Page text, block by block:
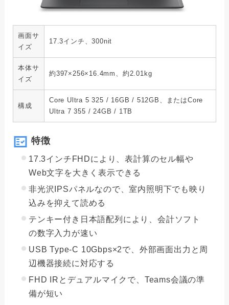
画面サ
イズ
17.3インチ、300nit
本体サ
イズ
約397×256×16.4mm、約2.01kg
構成
Core Ultra 5 325 / 16GB / 512GB、またはCore
Ultra 7 355 / 24GB / 1TB
特徴
17.3インチFHDにより、表計算のセル幅や
Web文字を大きく表示できる
非光沢IPSパネルなので、室内照明下でも映り
込みを抑えて読める
テンキー付き日本語配列により、会計ソフト
の数字入力が速い
USB Type-C 10Gbps×2で、外部画面出力と周
辺機器接続に対応する
FHD IRとデュアルマイクで、Teams会議の準
備が短い